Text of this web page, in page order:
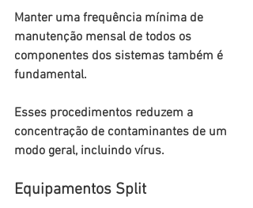
Manter uma frequência mínima de
manutenção mensal de todos os
componentes dos sistemas também é
fundamental.
Esses procedimentos reduzem a
concentração de contaminantes de um
modo geral, incluindo vírus.
Equipamentos Split